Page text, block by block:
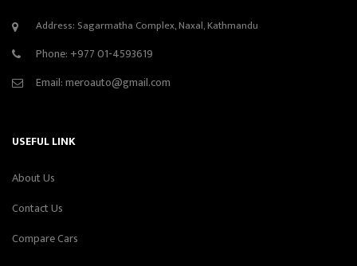
Address: Sagarmatha Complex, Naxal, Kathmandu
Phone: +977 01-4593619
Email:meroauto@gmail.com
USEFUL LINK
About Us
Contact Us
Compare Cars